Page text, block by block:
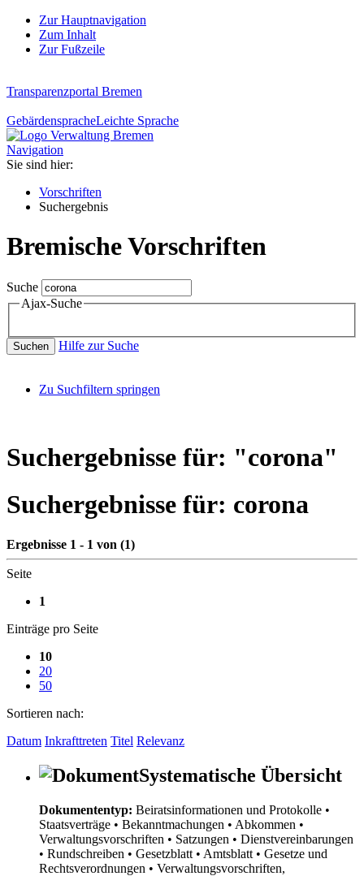
Zur Hauptnavigation
Zum Inhalt
Zur Fußzeile
Transparenzportal Bremen
GebärdenspracheLeichte Sprache
Navigation
Sie sind hier:
Vorschriften
Suchergebnis
Bremische Vorschriften
Suche
Ajax-Suche
Suchen Hilfe zur Suche
Zu Suchfiltern springen
Suchergebnisse für: "corona"
Suchergebnisse für: corona
Ergebnisse 1 - 1 von (1)
Seite
1
Einträge pro Seite
10
20
50
Sortieren nach:
Datum Inkrafttreten Titel Relevanz
Systematische Übersicht
Dokumententyp: Beiratsinformationen und Protokolle •
Staatsverträge • Bekanntmachungen • Abkommen •
Verwaltungsvorschriften • Satzungen • Dienstvereinbarungen
• Rundschreiben • Gesetzblatt • Amtsblatt • Gesetze und
Rechtsverordnungen • Verwaltungsvorschriften,